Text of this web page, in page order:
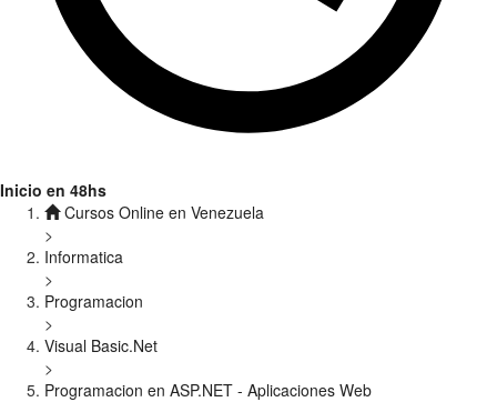
Inicio en 48hs
Cursos Online en Venezuela
>
Informatica
>
Programacion
>
Visual Basic.Net
>
Programacion en ASP.NET - Aplicaciones Web